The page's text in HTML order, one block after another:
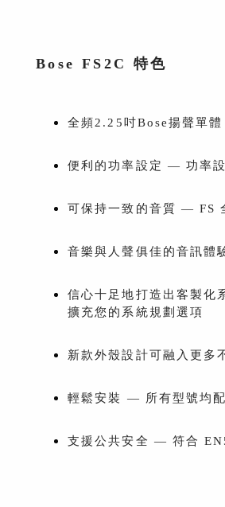
Bose FS2C 特色
全頻2.25吋Bose揚聲單
便利的功率設定 — 功率
可保持一致的音質 — FS
音樂與人聲俱佳的音訊體
信心十足地打造出客製化
擴充您的系統規劃選項
新款外殼設計可融入更多
輕鬆安裝 — 所有型號均
支援公共安全 — 符合